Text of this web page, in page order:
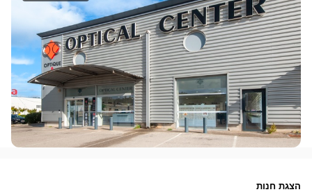
הצגת חנות